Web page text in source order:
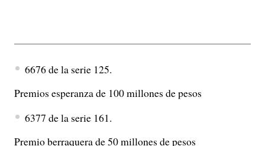
6676 de la serie 125.
Premios esperanza de 100 millones de pesos
6377 de la serie 161.
Premio berraquera de 50 millones de pesos